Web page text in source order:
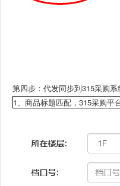
第四步：代发同步到315采购
1、商品标题匹配，315采购